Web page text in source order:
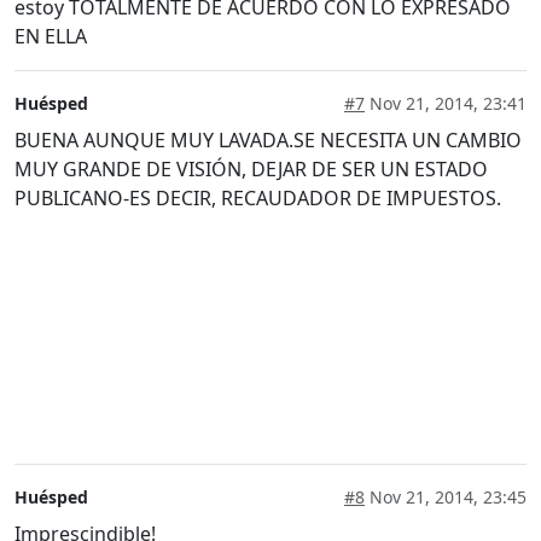
estoy TOTALMENTE DE ACUERDO CON LO EXPRESADO
EN ELLA
Huésped #7 Nov 21, 2014, 23:41
BUENA AUNQUE MUY LAVADA.SE NECESITA UN CAMBIO
MUY GRANDE DE VISIÓN, DEJAR DE SER UN ESTADO
PUBLICANO-ES DECIR, RECAUDADOR DE IMPUESTOS.
Huésped #8 Nov 21, 2014, 23:45
Imprescindible!